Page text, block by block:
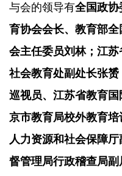
与会的领导有全国政协
育协会会长、教育部
会主任委员刘林；江
社会教育处副处长张
巡视员、江苏省教育
京市教育局校外教育
人力资源和社会保障
督管理局行政稽查局